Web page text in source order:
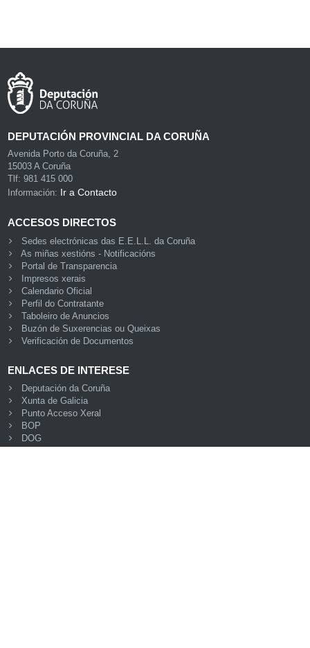
DEPUTACIÓN PROVINCIAL DA CORUÑA
Avenida Porto da Coruña, 2
15003 A Coruña
Tlf: 981 415 000
Información: Ir a Contacto
ACCESOS DIRECTOS
Sedes electrónicas das E.E.L.L. da Coruña
As miñas xestións - Notificacións
Portal de Transparencia
Impresos xerais
Calendario Oficial
Perfil do Contratante
Taboleiro de Anuncios
Buzón de Suxerencias ou Queixas
Verificación de Documentos
ENLACES DE INTERESE
Deputación da Coruña
Xunta de Galicia
Punto Acceso Xeral
BOP
DOG